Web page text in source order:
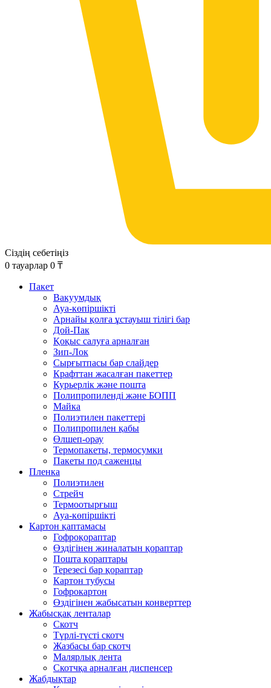
Сіздің себетіңіз
0 тауарлар 0 ₸
Пакет
Вакуумдық
Ауа-көпіршікті
Арнайы қолға ұстауыш тілігі бар
Дой-Пак
Қоқыс салуға арналған
Зип-Лок
Сырғытпасы бар слайдер
Крафттан жасалған пакеттер
Курьерлік және пошта
Полипропиленді және БОПП
Майка
Полиэтилен пакеттері
Полипропилен қабы
Өлшеп-орау
Термопакеты, термосумки
Пакеты под саженцы
Пленка
Полиэтилен
Стрейч
Термоотырғыш
Ауа-көпіршікті
Картон қаптамасы
Гофроқораптар
Өздігінен жиналатын қораптар
Пошта қораптары
Терезесі бар қораптар
Картон тубусы
Гофрокартон
Өздігінен жабысатын конверттер
Жабысқақ ленталар
Скотч
Түрлі-түсті скотч
Жазбасы бар скотч
Малярлық лента
Скотчқа арналған диспенсер
Жабдықтар